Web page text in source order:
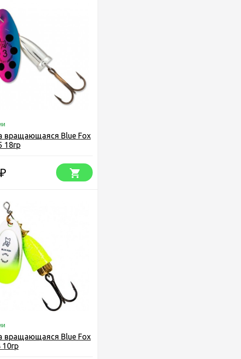
вращающаяся Blue Fox
18гр
₽
вращающаяся Blue Fox
10гр